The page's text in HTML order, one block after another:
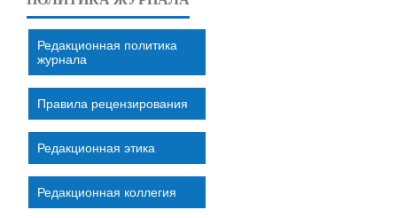
Редакционная политика
журнала
Правила рецензирования
Редакционная этика
Редакционная коллегия